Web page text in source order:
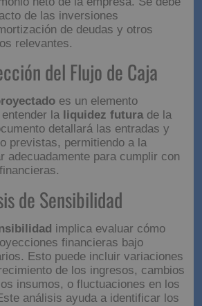
es proyectar el balance general
cómo cambiarán los activos,
neto de la empresa. Se debe
de las inversiones
de deudas y otros
del Flujo
es un elemento
detallará las entradas y
previstas, permitiendo a la
adecuadamente para cumplir con
de